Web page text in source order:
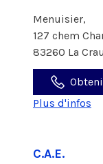
Menuisier,
127 chem
83260 La Crau
Plus d'infos
C.A.E.